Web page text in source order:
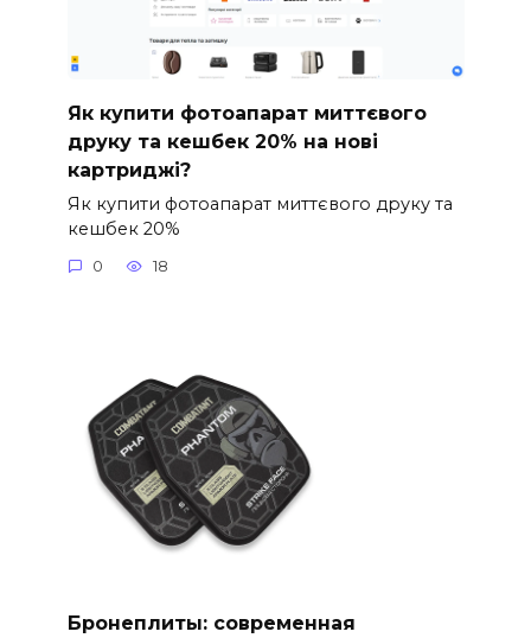
Як купити фотоапарат миттєвого
друку та кешбек 20% на нові
картриджі?
Як купити фотоапарат миттєвого друку та
кешбек 20%
0 18
Бронеплиты: современная